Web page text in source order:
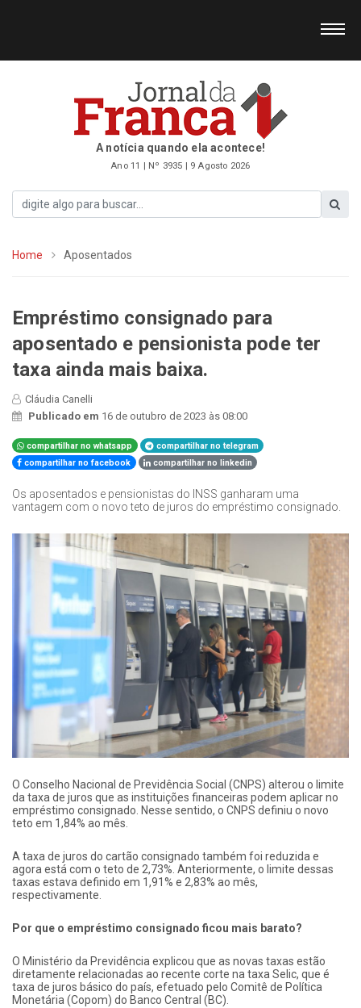
A notícia quando ela acontece!
Ano 11 | Nº 3935 | 9 Agosto 2026
Home Aposentados
Empréstimo consignado para
aposentado e pensionista pode ter
taxa ainda mais baixa.
Cláudia Canelli
Publicado em 16 de outubro de 2023 às 08:00
compartilhar no whatsapp
compartilhar no telegram
compartilhar no facebook
compartilhar no linkedin
Os aposentados e pensionistas do INSS ganharam uma
vantagem com o novo teto de juros do empréstimo consignado.
O Conselho Nacional de Previdência Social (CNPS) alterou o limite
da taxa de juros que as instituições financeiras podem aplicar no
empréstimo consignado. Nesse sentido, o CNPS definiu o novo
teto em 1,84% ao mês.
A taxa de juros do cartão consignado também foi reduzida e
agora está com o teto de 2,73%. Anteriormente, o limite dessas
taxas estava definido em 1,91% e 2,83% ao mês,
respectivamente.
Por que o empréstimo consignado ficou mais barato?
O Ministério da Previdência explicou que as novas taxas estão
diretamente relacionadas ao recente corte na taxa Selic, que é
taxa de juros básico do país, efetuado pelo Comitê de Política
Monetária (Copom) do Banco Central (BC).